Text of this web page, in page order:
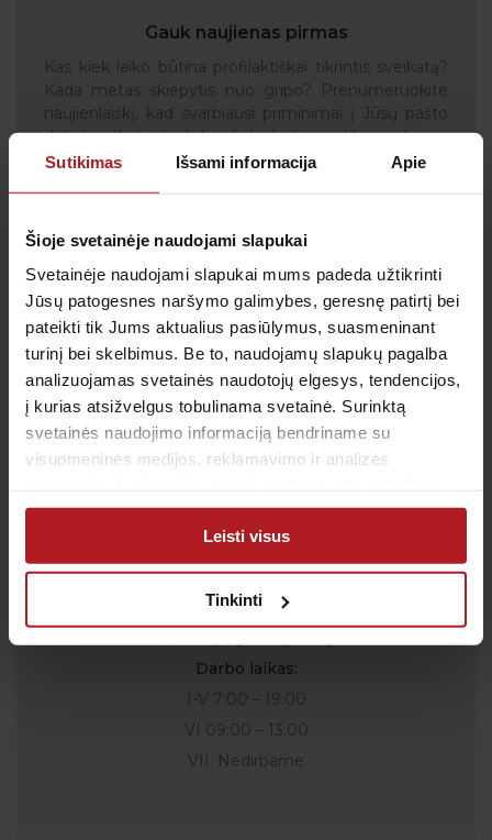
Sutikimas Išsami informacija Apie
Šioje svetainėje naudojami slapukai
Svetainėje naudojami slapukai mums padeda užtikrinti
Jūsų patogesnes naršymo galimybes, geresnę patirtį bei
pateikti tik Jums aktualius pasiūlymus, suasmeninant
turinį bei skelbimus. Be to, naudojamų slapukų pagalba
analizuojamas svetainės naudotojų elgesys, tendencijos,
į kurias atsižvelgus tobulinama svetainė. Surinktą
svetainės naudojimo informaciją bendriname su
visuomeninės medijos, reklamavimo ir analizės
arba naudojant paslaugas surinktos informacijos.
Leisti visus
Tinkinti
Gauk naujienas pirmas
Kas kiek laiko būtina profilaktiškai tikrintis sveikatą?
Kada metas skiepytis nuo gripo? Prenumeruokite
naujienlaiškį, kad svarbiausi priminimai į Jūsų pašto
dėžutę atkeliautų laiku. Sulauksite ne tik naudingos
informacijos kaip rūpintis savo sveikata, bet ir
Sutinku su privatumo politika
Patvirtinu, kad man yra 14 metų ar daugiau
Klientų aptarnavimas
Skambučiai į klientų aptarnavimo centro numerį
taikomą tarifą.
Darbo laikas:
I-V 7:00 – 19:00
VI 09:00 – 13:00
VII: Nedirbame